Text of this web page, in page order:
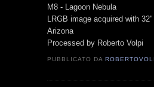
M8 - Lagoon Nebula
LRGB image acquired with
Arizona
Processed by Roberto Volpi
PUBBLICATO DA